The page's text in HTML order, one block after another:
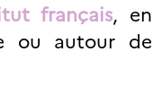
français, en
ou autour de